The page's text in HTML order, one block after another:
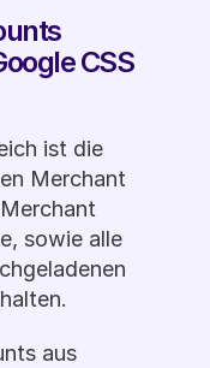
CSS
ist die
Merchant
sowie alle
aus